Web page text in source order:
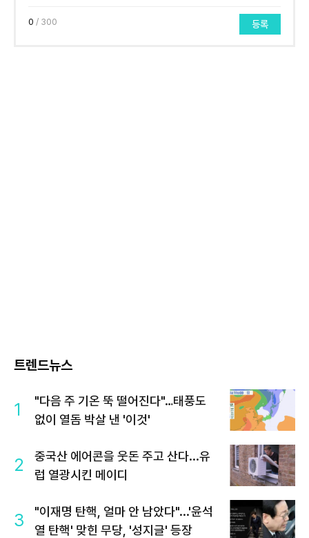
0 / 300 등록
트렌드뉴스
1
"다음 주 기온 뚝 떨어진다"…태풍도
없이 열돔 박살 낸 '이것'
2
중국산 에어콘을 웃돈 주고 산다...유
럽 열광시킨 메이디
3
"이재명 탄핵, 얼마 안 남았다"...'윤석
열 탄핵' 맞힌 무당, '성지글' 등장